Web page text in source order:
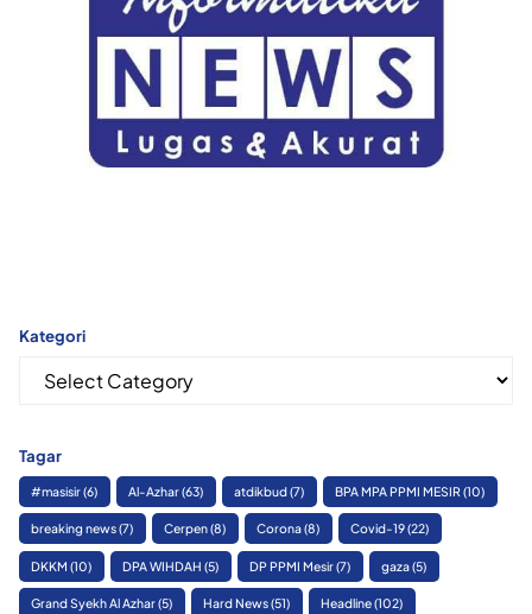
Kategori
Kategori
Tagar
#masisir(6) Al-Azhar(63) atdikbud(7) BPA MPA PPMI MESIR(10)
breaking news(7) Cerpen(8) Corona(8) Covid-19(22)
DKKM (10) DPA WIHDAH (5) DP PPMI Mesir(7) gaza(5)
Grand Syekh Al Azhar(5) Hard News(51) Headline(102)